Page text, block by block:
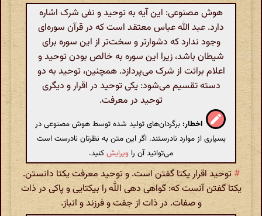
هوش مصنوعی: این آیه به توحید و نفی شرک اشاره
دارد. عبد الله عباس معتقد است که در قرآن سوره‌ای
وجود ندارد که دشوارتر و سخت‌تر از این سوره برای
شیطان باشد، زیرا این سوره به خالص بودن توحید و
اعلام برائت از شرک می‌پردازد. همچنین، توحید به دو
دسته تقسیم می‌شود: یکی توحید در اقرار و دیگری
توحید در معرفت.
اخطار: برگردان‌های تولید شده توسط هوش مصنوعی در
بسیاری از موارد نادرستند. اگر این متن به نظرتان نادرست است
می‌توانید آن را ویرایشکنید.
# توحید اقرار یکتا گفتن است. و توحید معرفت یکتا دانستن.
یکتا گفتن آنست که: گواهی دهی اللَّه را بیکتایی و پاکی در ذات
و صفات. در ذات از جفت و فرزند و انباز.